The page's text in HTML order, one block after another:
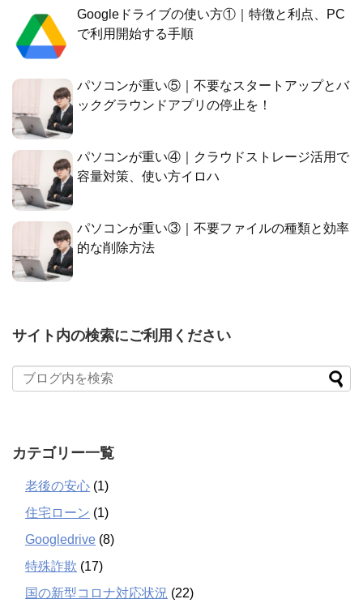
Googleドライブの使い方①｜特徴と利点、PC
で利用開始する手順
パソコンが重い⑤｜不要なスタートアップとバ
ックグラウンドアプリの停止を！
パソコンが重い④｜クラウドストレージ活用で
容量対策、使い方イロハ
パソコンが重い③｜不要ファイルの種類と効率
的な削除方法
サイト内の検索にご利用ください
カテゴリー一覧
老後の安心 (1)
住宅ローン (1)
Googledrive (8)
特殊詐欺 (17)
国の新型コロナ対応状況 (22)